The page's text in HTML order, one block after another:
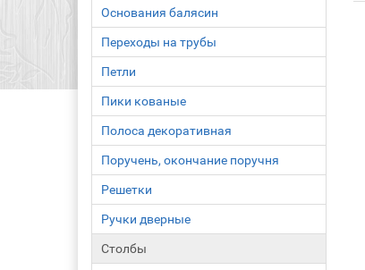
Основания балясин
Переходы на трубы
Петли
Пики кованые
Полоса декоративная
Поручень, окончание поручня
Решетки
Ручки дверные
Столбы